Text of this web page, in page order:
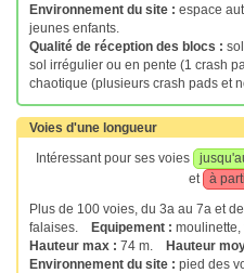
Environnement du site : espace
jeunes enfants.
Qualité de réception des blocs :
sol irrégulier ou en pente (1 crash
chaotique (plusieurs crash pads et
Voies d'une longueur
Intéressant pour ses voies
et
à
Plus de 100 voies, du 3a au 7a et
falaises. Equipement : moulinette,
Hauteur max : 74 m. Hauteur
Environnement du site : pied des